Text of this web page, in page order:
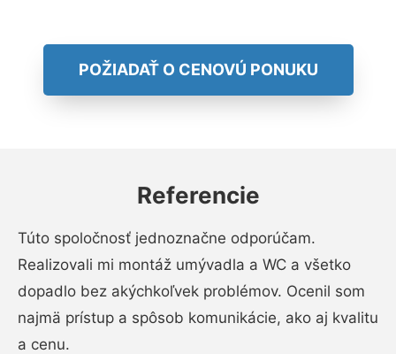
POŽIADAŤ O CENOVÚ PONUKU
Referencie
Túto spoločnosť jednoznačne odporúčam.
Realizovali mi montáž umývadla a WC a všetko
dopadlo bez akýchkoľvek problémov. Ocenil som
najmä prístup a spôsob komunikácie, ako aj kvalitu
a cenu.